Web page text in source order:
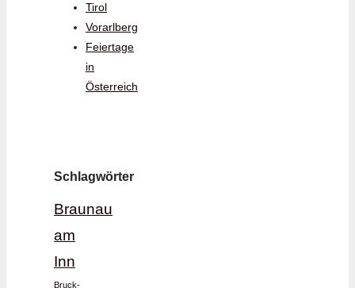
Tirol
Vorarlberg
Feiertage
in
Österreich
Schlagwörter
Braunau
am
Inn
Bruck-